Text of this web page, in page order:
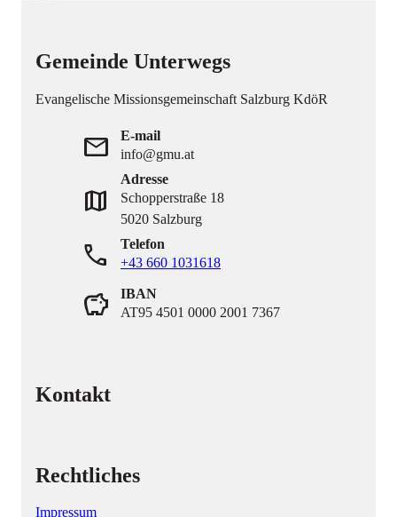
Gemeinde Unterwegs
Evangelische Missionsgemeinschaft Salzburg KdöR
mail
E-mail
info@gmu.at
map
Adresse
Schopperstraße 18
5020 Salzburg
phone
Telefon
+43 660 1031618
savings
IBAN
AT95 4501 0000 2001 7367
Kontakt
Rechtliches
Impressum